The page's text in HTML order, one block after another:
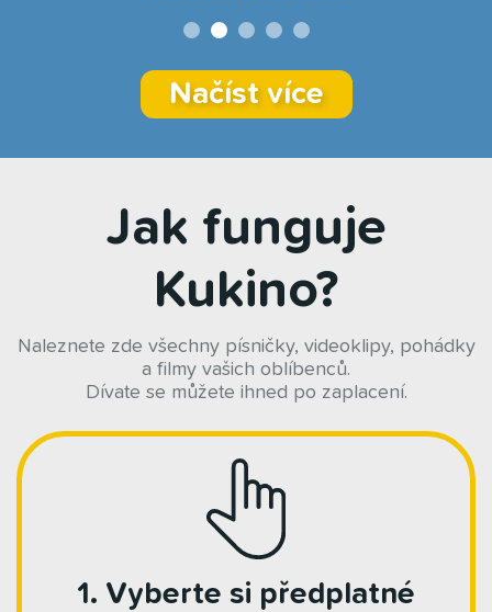
Načíst více
Jak funguje
Kukino?
Naleznete zde všechny písničky, videoklipy, pohádky
a filmy vašich oblíbenců.
Dívate se můžete ihned po zaplacení.
1. Vyberte si předplatné